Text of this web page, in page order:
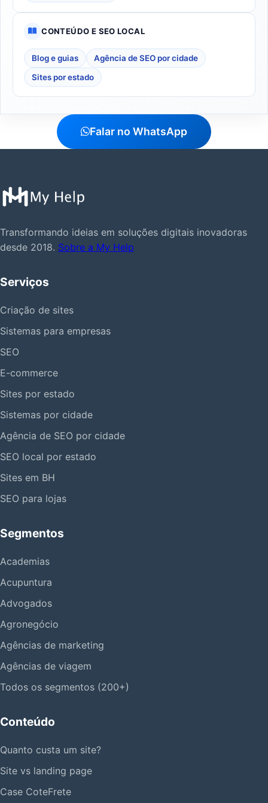
CONTEÚDO E SEO LOCAL
Blog e guias Agência de SEO por cidade
Sites por estado
Falar no WhatsApp
Transformando ideias em soluções digitais inovadoras
desde 2018. Sobre a My Help
Serviços
Criação de sites
Sistemas para empresas
SEO
E-commerce
Sites por estado
Sistemas por cidade
Agência de SEO por cidade
SEO local por estado
Sites em BH
SEO para lojas
Segmentos
Academias
Acupuntura
Advogados
Agronegócio
Agências de marketing
Agências de viagem
Todos os segmentos (200+)
Conteúdo
Quanto custa um site?
Site vs landing page
Case CoteFrete